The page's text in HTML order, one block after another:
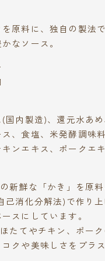
原料に、独自の製法
なソース。
国内製造)、還元水あめ
、食塩、米発酵調味
キンエキス、ポークエ
新鮮な「かき」を原
己消化分解法)で作り
スにしています。
たてやチキン、ポー
クや美味しさをプラ